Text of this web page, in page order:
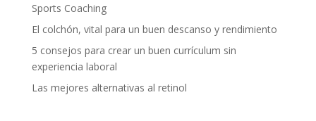
Sports Coaching
El colchón, vital para un buen descanso y rendimiento
5 consejos para crear un buen currículum sin
experiencia laboral
Las mejores alternativas al retinol